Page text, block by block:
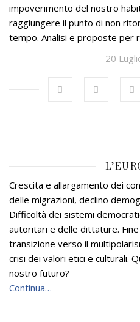
impoverimento del nostro
raggiungere il punto di non
tempo. Analisi e proposte per
20
Crescita e allargamento dei
delle migrazioni, declino
Difficoltà dei sistemi
autoritari e delle dittature.
transizione verso il
crisi dei valori etici e culturali.
nostro futuro?
Continua…